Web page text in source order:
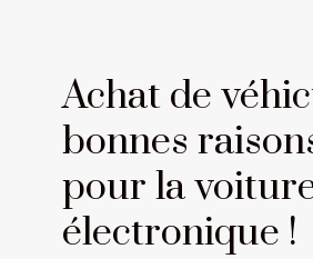
Achat de
bonnes
pour la
électronique !